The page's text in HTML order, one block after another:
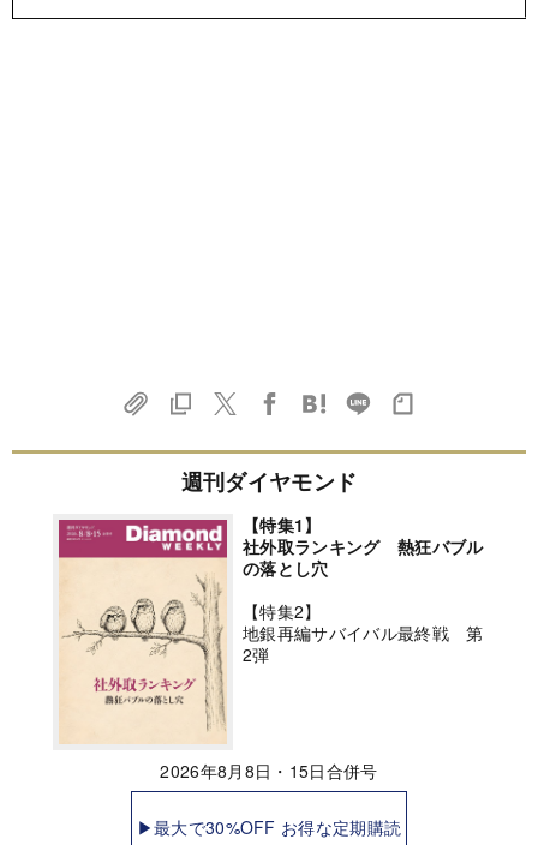
週刊ダイヤモンド
【特集1】
社外取ランキング 熱狂バブル
の落とし穴
【特集2】
地銀再編サバイバル最終戦 第
2弾
2026年8月8日・15日合併号
▶最大で30%OFF お得な定期購読